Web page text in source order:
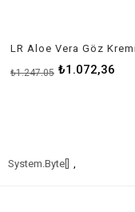
LR Aloe Vera Göz Kremi
₺1.072,36
₺1.247,05
System.Byte[]